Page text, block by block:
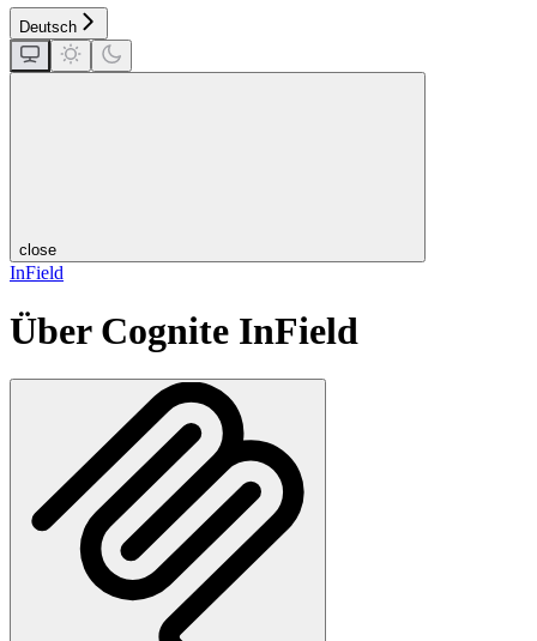
Deutsch
close
InField
Über Cognite InField